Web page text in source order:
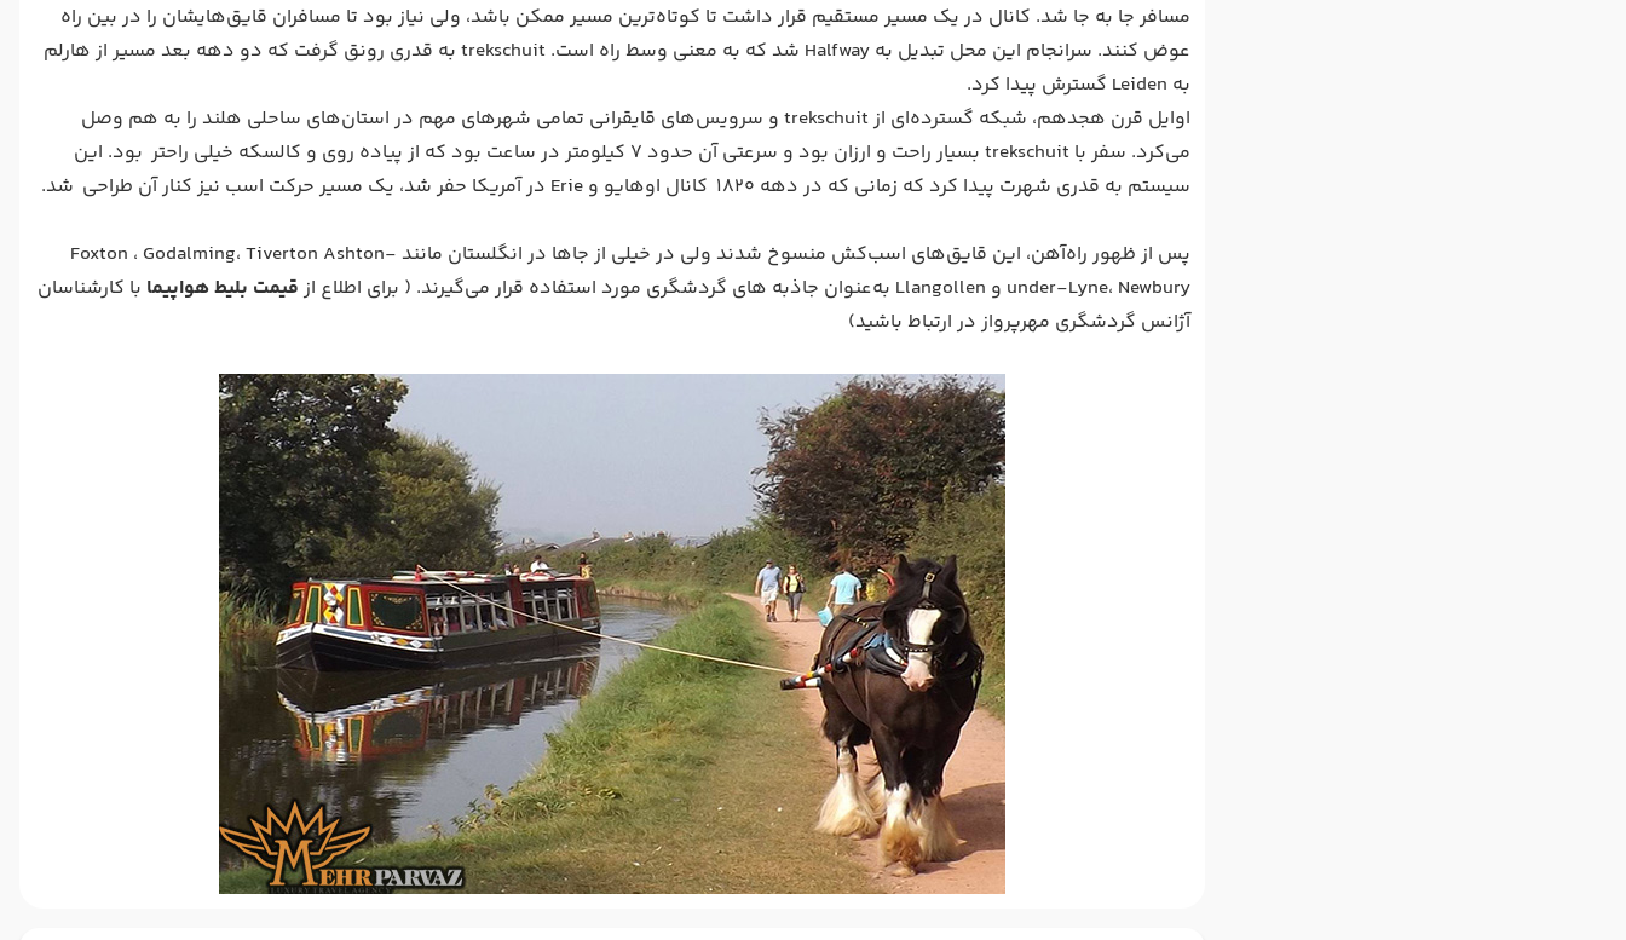
مسافر جا به جا شد. کانال در یک مسیر مستقیم قرار داشت تا کوتاه‌ترین مسیر ممکن باشد، ولی نیاز بود تا مسافران قایق‌هایشان را در بین راه
عوض کنند. سرانجام این محل تبدیل به Halfway شد که به معنی وسط راه است. trekschuit به قدری رونق گرفت که دو دهه بعد مسیر از هارلم
به Leiden گسترش پیدا کرد.
اوایل قرن هجدهم، شبکه گسترده‌ای از trekschuit و سرویس‌های قایقرانی تمامی شهرهای مهم در استان‌های ساحلی هلند را به هم وصل
می‌کرد. سفر با trekschuit بسیار راحت و ارزان بود و سرعتی آن حدود ۷ کیلومتر در ساعت بود که از پیاده روی و کالسکه خیلی راحتر بود. این
سیستم به قدری شهرت پیدا کرد که زمانی که در دهه ۱۸۲۰ کانال اوهایو و Erie در آمریکا حفر ‌شد، یک مسیر حرکت اسب نیز کنار آن طراحی شد.
پس از ظهور راه‌آهن، این قایق‌های اسب‌کش منسوخ شدند ولی در خیلی از جاها در انگلستان مانند Foxton ، Godalming، Tiverton Ashton-
under-Lyne، Newbury و Llangollen به‌عنوان جاذبه های گردشگری مورد استفاده قرار می‌گیرند. ( برای اطلاع از
قیمت بلیط هواپیما با کارشناسان
آژانس گردشگری مهرپرواز در ارتباط باشید)